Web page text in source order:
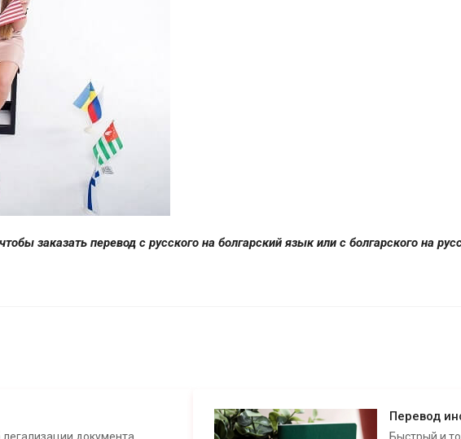
заказать перевод с русского на болгарский язык или с болгарского на
Перевод